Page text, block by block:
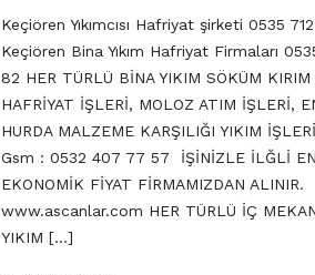
Keçiören Yıkımcısı Hafriyat şirketi 0535
Keçiören Bina Yıkım Hafriyat Firmaları
82 HER TÜRLÜ BİNA YIKIM SÖKÜM KIRIM
HAFRİYAT İŞLERİ, MOLOZ ATIM İŞLERİ,
HURDA MALZEME KARŞILIĞI YIKIM
Gsm : 0532 407 77 57 İŞİNİZLE İLĞLİ EN
EKONOMİK FİYAT FİRMAMIZDAN ALINIR.
www.ascanlar.com HER TÜRLÜ İÇ
YIKIM […]